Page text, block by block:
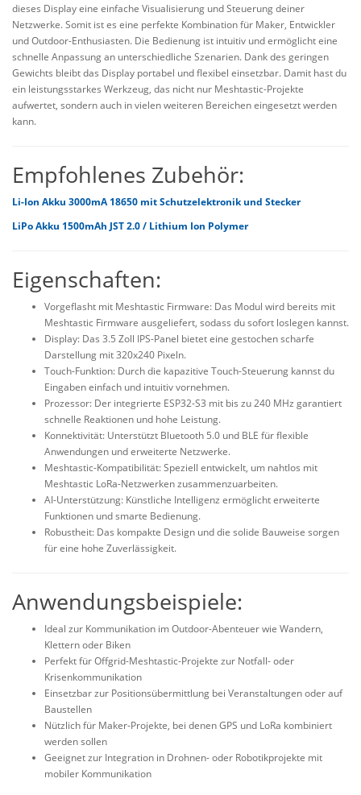
dieses Display eine einfache Visualisierung und Steuerung deiner
Netzwerke. Somit ist es eine perfekte Kombination für Maker, Entwickler
und Outdoor-Enthusiasten. Die Bedienung ist intuitiv und ermöglicht eine
schnelle Anpassung an unterschiedliche Szenarien. Dank des geringen
Gewichts bleibt das Display portabel und flexibel einsetzbar. Damit hast du
ein leistungsstarkes Werkzeug, das nicht nur Meshtastic-Projekte
aufwertet, sondern auch in vielen weiteren Bereichen eingesetzt werden
kann.
Empfohlenes Zubehör:
Li-Ion Akku 3000mA 18650 mit Schutzelektronik und Stecker
LiPoAkku 1500mAh JST 2.0 / Lithium Ion Polymer
Eigenschaften:
Vorgeflasht mit Meshtastic Firmware: Das Modul wird bereits mit
Meshtastic Firmware ausgeliefert, sodass du sofort loslegen kannst.
Display: Das 3.5 Zoll IPS-Panel bietet eine gestochen scharfe
Darstellung mit 320x240 Pixeln.
Touch-Funktion: Durch die kapazitive Touch-Steuerung kannst du
Eingaben einfach und intuitiv vornehmen.
Prozessor: Der integrierte ESP32-S3 mit bis zu 240 MHz garantiert
schnelle Reaktionen und hohe Leistung.
Konnektivität: Unterstützt Bluetooth 5.0 und BLE für flexible
Anwendungen und erweiterte Netzwerke.
Meshtastic-Kompatibilität: Speziell entwickelt, um nahtlos mit
Meshtastic LoRa-Netzwerken zusammenzuarbeiten.
AI-Unterstützung: Künstliche Intelligenz ermöglicht erweiterte
Funktionen und smarte Bedienung.
Robustheit: Das kompakte Design und die solide Bauweise sorgen
für eine hohe Zuverlässigkeit.
Anwendungsbeispiele:
Ideal zur Kommunikation im Outdoor-Abenteuer wie Wandern,
Klettern oder Biken
Perfekt fürOffgrid-Meshtastic-Projekte zur Notfall- oder
Krisenkommunikation
Einsetzbar zur Positionsübermittlung bei Veranstaltungen oder auf
Baustellen
Nützlich für Maker-Projekte, bei denen GPS und LoRa kombiniert
werden sollen
Geeignet zur Integration in Drohnen- oder Robotikprojekte mit
mobiler Kommunikation